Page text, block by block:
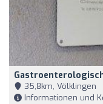
35,8km, Völklingen
Informationen und